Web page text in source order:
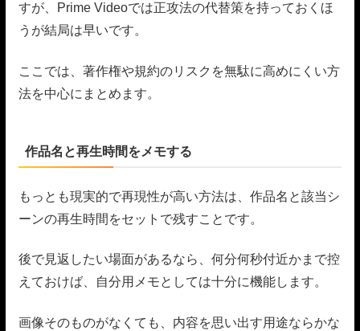
すが、Prime Videoでは正攻法の代替策を持っておくほ
うが結局は早いです。
ここでは、著作権や規約のリスクを無駄に高めにくい方
法を中心にまとめます。
作品名と再生時間をメモする
もっとも現実的で再現性が高い方法は、作品名と該当シ
ーンの再生時間をセットで残すことです。
後で見返したい場面があるなら、何分何秒付近かまで控
えておけば、自分用メモとしては十分に機能します。
画像そのものがなくても、内容を思い出す用途ならかな